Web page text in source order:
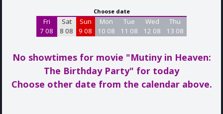
Choose date
Fri
7 08
Sat
8 08
Sun
9 08
Mon
10 08
Tue
11 08
Wed
12 08
Thu
13 08
No showtimes for movie "Mutiny in Heaven:
The Birthday Party" for today
Choose other date from the calendar above.